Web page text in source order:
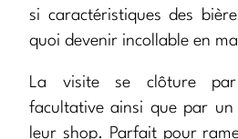
si caractéristiques des
quoi devenir incollable en
La visite se clôture par
facultative ainsi que par un
leur shop. Parfait pour